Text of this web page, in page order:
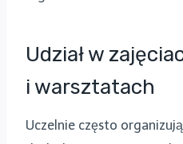
Udział w
i warsztatach
Uczelnie często